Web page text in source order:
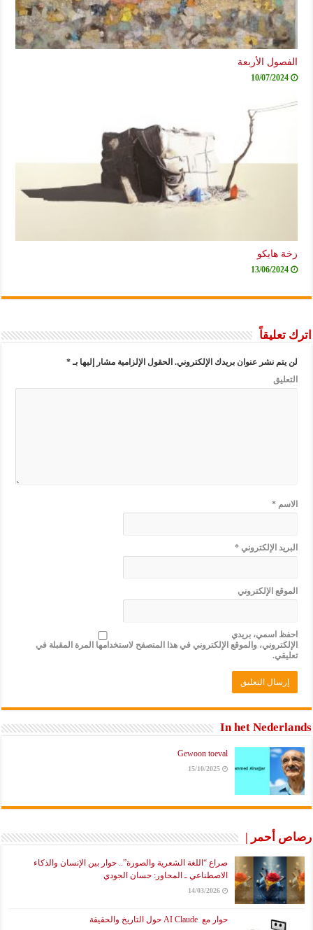
الفصول الأربعة
10/07/2024
زخة هايكو
13/06/2024
اترك تعليقاً
لن يتم نشر عنوان بريدك الإلكتروني. الحقول الإلزامية مشار إليها بـ*
التعليق
الاسم*
البريد الإلكتروني*
الموقع الإلكتروني
احفظ اسمي، بريدي
الإلكتروني، والموقع الإلكتروني في هذا المتصفح لاستخدامها المرة المقبلة في
تعليقي.
In het Nederlands
Gewoon toeval
15/10/2025
رصاص أحمر |
صراع “اللغة الشعرية والصورة”.. حوار بين الإنسان والذكاء
الاصطناعي ـ المحاور: حسان الجودي
14/03/2026
حوار مع AI Claude حول التاريخ والحقيقة